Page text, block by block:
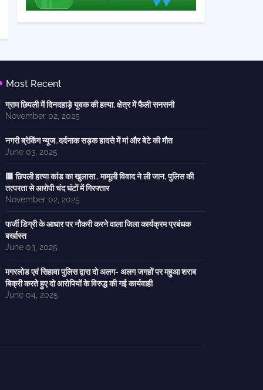
Most Recent
ग्राम छिपली में दिनदहाड़े युवक की हत्या, क्षेत्र में फैली सनसनी
November 02, 2025
नगरी ब्रेकिंग न्यूज..दर्दनाक सड़क हादसे में मां और बेटे की मौत
June 03, 2025
🟥 छिपली हत्या कांड का खुलासा.. मामूली विवाद ने ली जान, पुलिस की
तत्परता से आरोपी चंद घंटों में गिरफ्तार
November 02, 2025
फर्जी डिग्री के आधार पर नौकरी करने वाला जिला कार्यक्रम प्रबंधक
बर्खास्त
June 03, 2025
मगरलोड एवं सिहावा पुलिस द्वारा दो अलग- अलग जगहों पर महुआ शराब
बिक्री करते हुए दो आरोपियों के विरुद्ध की गई कार्यवाही
June 04, 2025